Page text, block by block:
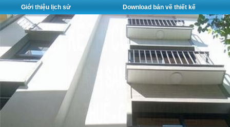
Giới thiệu lịch sử Download bản vẽ thiết kế